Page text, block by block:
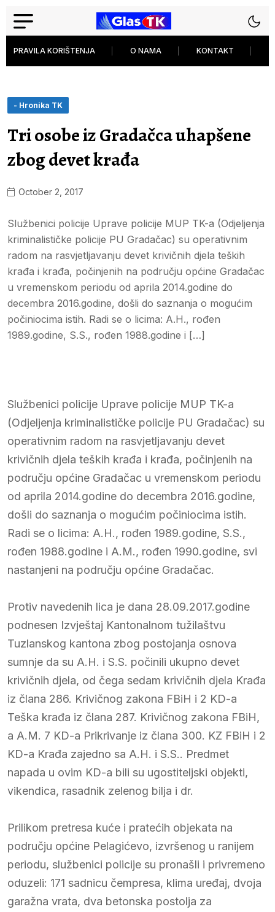
PRAVILA KORIŠTENJA O NAMA KONTAKT
- Hronika TK
Tri osobe iz Gradačca uhapšene
zbog devet krađa
October 2, 2017
Službenici policije Uprave policije MUP TK-a (Odjeljenja
kriminalističke policije PU Gradačac) su operativnim
radom na rasvjetljavanju devet krivičnih djela teških
krađa i krađa, počinjenih na području općine Gradačac
u vremenskom periodu od aprila 2014.godine do
decembra 2016.godine, došli do saznanja o mogućim
počiniocima istih. Radi se o licima: A.H., rođen
1989.godine, S.S., rođen 1988.godine i […]
Službenici policije Uprave policije MUP TK-a
(Odjeljenja kriminalističke policije PU Gradačac) su
operativnim radom na rasvjetljavanju devet
krivičnih djela teških krađa i krađa, počinjenih na
području općine Gradačac u vremenskom periodu
od aprila 2014.godine do decembra 2016.godine,
došli do saznanja o mogućim počiniocima istih.
Radi se o licima: A.H., rođen 1989.godine, S.S.,
rođen 1988.godine i A.M., rođen 1990.godine, svi
nastanjeni na području općine Gradačac.
Protiv navedenih lica je dana 28.09.2017.godine
podnesen Izvještaj Kantonalnom tužilaštvu
Tuzlanskog kantona zbog postojanja osnova
sumnje da su A.H. i S.S. počinili ukupno devet
krivičnih djela, od čega sedam krivičnih djela Krađa
iz člana 286. Krivičnog zakona FBiH i 2 KD-a
Teška krađa iz člana 287. Krivičnog zakona FBiH,
a A.M. 7 KD-a Prikrivanje iz člana 300. KZ FBiH i 2
KD-a Krađa zajedno sa A.H. i S.S.. Predmet
napada u ovim KD-a bili su ugostiteljski objekti,
vikendica, rasadnik zelenog bilja i dr.
Prilikom pretresa kuće i pratećih objekata na
području općine Pelagićevo, izvršenog u ranijem
periodu, službenici policije su pronašli i privremeno
oduzeli: 171 sadnicu čempresa, klima uređaj, dvoja
garažna vrata, dva betonska postolja za